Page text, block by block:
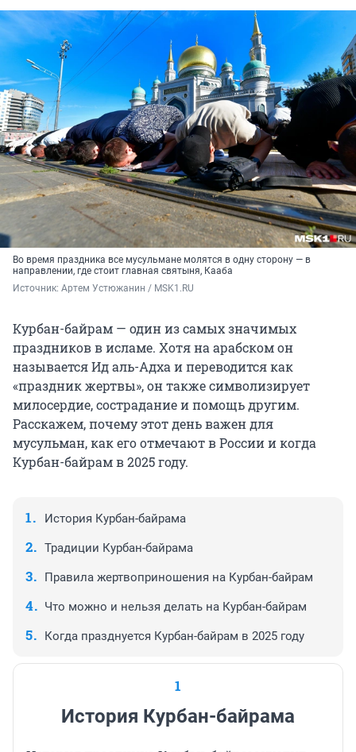
Во время праздника все мусульмане молятся в одну сторону — в
направлении, где стоит главная святыня, Кааба
Источник: Артем Устюжанин / MSK1.RU
Курбан-байрам — один из самых значимых
праздников в исламе. Хотя на арабском он
называется Ид аль-Адха и переводится как
«праздник жертвы», он также символизирует
милосердие, сострадание и помощь другим.
Расскажем, почему этот день важен для
мусульман, как его отмечают в России и когда
Курбан-байрам в 2025 году.
История Курбан-байрама
Традиции Курбан-байрама
Правила жертвоприношения на Курбан-байрам
Что можно и нельзя делать на Курбан-байрам
Когда празднуется Курбан-байрам в 2025 году
1
История Курбан-байрама